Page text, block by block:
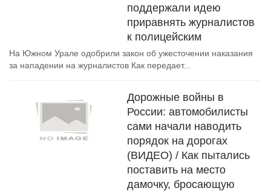
поддержали идею
приравнять журналистов
к полицейским
На Южном Урале одобрили закон об ужесточении наказания
за нападении на журналистов Как передает...
Дорожные войны в
России: автомобилисты
сами начали наводить
порядок на дорогах
(ВИДЕО) / Как пытались
поставить на место
дамочку, бросающую